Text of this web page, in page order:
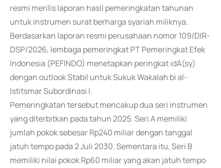
resmi merilis laporan hasil pemeringkatan tahunan
untuk instrumen surat berharga syariah miliknya.
Berdasarkan laporan resmi perusahaan nomor 109/DIR-
DSP/2026, lembaga pemeringkat PT Pemeringkat Efek
Indonesia (PEFINDO) menetapkan peringkat idA(sy)
dengan outlook Stabil untuk Sukuk Wakalah bi al-
Istitsmar Subordinasi I.
Pemeringkatan tersebut mencakup dua seri instrumen
yang diterbitkan pada tahun 2025. Seri A memiliki
jumlah pokok sebesar Rp240 miliar dengan tanggal
jatuh tempo pada 2 Juli 2030. Sementara itu, Seri B
memiliki nilai pokok Rp60 miliar yang akan jatuh tempo